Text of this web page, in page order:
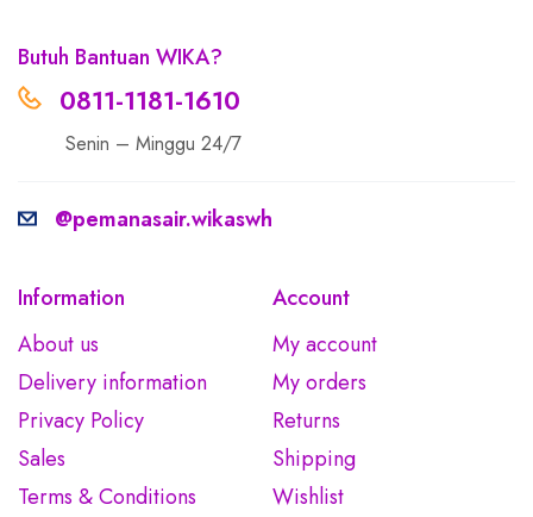
Butuh Bantuan WIKA?
0811-1181-1610
Senin – Minggu 24/7
@pemanasair.wikaswh
Information
About us
Delivery information
Privacy Policy
Sales
Terms & Conditions
Account
My account
My orders
Returns
Shipping
Wishlist